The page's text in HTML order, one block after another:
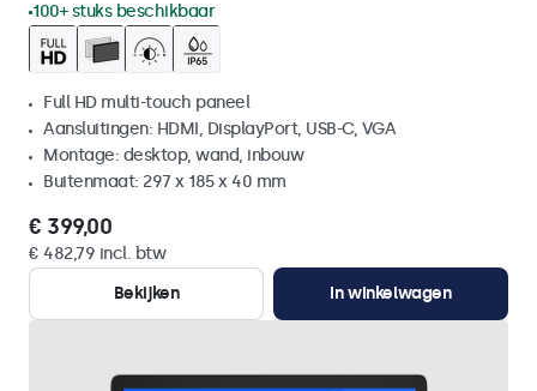
100+ stuks beschikbaar
Full HD multi-touch paneel
Aansluitingen: HDMI, DisplayPort, USB-C, VGA
Montage: desktop, wand, inbouw
Buitenmaat: 297 x 185 x 40 mm
€ 399,00
€ 482,79 incl. btw
Bekijken
In winkelwagen